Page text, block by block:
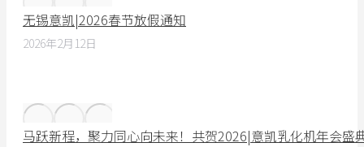
无锡意凯|2026春节放假通知
2026年2月12日
马跃新程，聚力同心向未来！共贺2026|意凯乳化机年会盛